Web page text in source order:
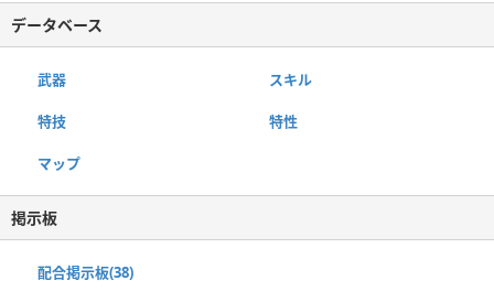
データベース
武器 スキル
特技 特性
マップ
掲示板
配合掲示板(38)